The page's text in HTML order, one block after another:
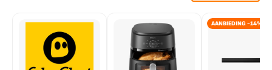
AANBIEDING -14%